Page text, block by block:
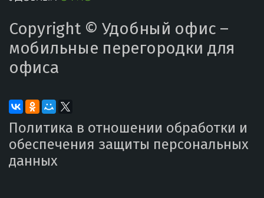
Copyright © Удобный офис –
мобильные перегородки для
офиса
Политика в отношении обработки и
обеспечения защиты персональных
данных